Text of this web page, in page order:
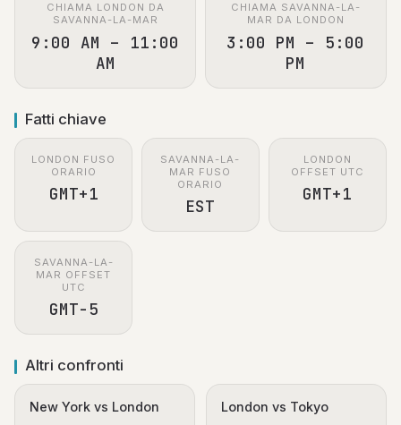
CHIAMA LONDON DA
SAVANNA-LA-MAR
9:00 AM – 11:00
AM
CHIAMA SAVANNA-LA-
MAR DA LONDON
3:00 PM – 5:00
PM
Fatti chiave
LONDON FUSO
ORARIO
GMT+1
SAVANNA-LA-
MAR FUSO
ORARIO
EST
LONDON
OFFSET UTC
GMT+1
SAVANNA-LA-
MAR OFFSET
UTC
GMT-5
Altri confronti
New York vs London London vs Tokyo